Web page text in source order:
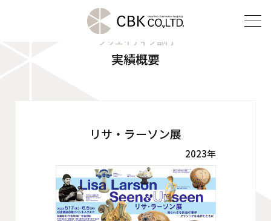
会社案内
クリエイティブ部門
実績概要
リサ・ラーソン展
2023年